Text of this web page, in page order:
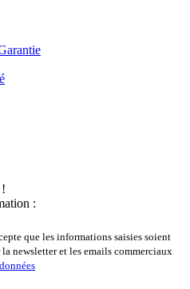
:
que les informations saisies soient
newsletter et les emails commerciaux